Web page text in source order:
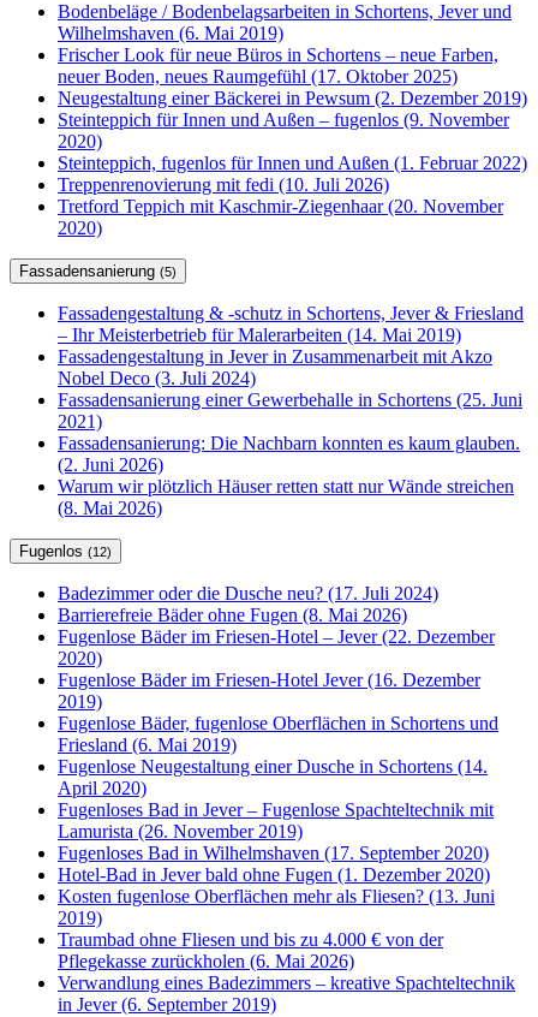
Bodenbeläge / Bodenbelagsarbeiten in Schortens, Jever und
Wilhelmshaven (6. Mai 2019)
Frischer Look für neue Büros in Schortens – neue Farben,
neuer Boden, neues Raumgefühl (17. Oktober 2025)
Neugestaltung einer Bäckerei in Pewsum (2. Dezember 2019)
Steinteppich für Innen und Außen – fugenlos (9. November
2020)
Steinteppich, fugenlos für Innen und Außen (1. Februar 2022)
Treppenrenovierung mit fedi (10. Juli 2026)
Tretford Teppich mit Kaschmir-Ziegenhaar (20. November
2020)
Fassadensanierung (5)
Fassadengestaltung & -schutz in Schortens, Jever & Friesland
– Ihr Meisterbetrieb für Malerarbeiten (14. Mai 2019)
Fassadengestaltung in Jever in Zusammenarbeit mit Akzo
Nobel Deco (3. Juli 2024)
Fassadensanierung einer Gewerbehalle in Schortens (25. Juni
2021)
Fassadensanierung: Die Nachbarn konnten es kaum glauben.
(2. Juni 2026)
Warum wir plötzlich Häuser retten statt nur Wände streichen
(8. Mai 2026)
Fugenlos (12)
Badezimmer oder die Dusche neu? (17. Juli 2024)
Barrierefreie Bäder ohne Fugen (8. Mai 2026)
Fugenlose Bäder im Friesen-Hotel – Jever (22. Dezember
2020)
Fugenlose Bäder im Friesen-Hotel Jever (16. Dezember
2019)
Fugenlose Bäder, fugenlose Oberflächen in Schortens und
Friesland (6. Mai 2019)
Fugenlose Neugestaltung einer Dusche in Schortens (14.
April 2020)
Fugenloses Bad in Jever – Fugenlose Spachteltechnik mit
Lamurista (26. November 2019)
Fugenloses Bad in Wilhelmshaven (17. September 2020)
Hotel-Bad in Jever bald ohne Fugen (1. Dezember 2020)
Kosten fugenlose Oberflächen mehr als Fliesen? (13. Juni
2019)
Traumbad ohne Fliesen und bis zu 4.000 € von der
Pflegekasse zurückholen (6. Mai 2026)
Verwandlung eines Badezimmers – kreative Spachteltechnik
in Jever (6. September 2019)